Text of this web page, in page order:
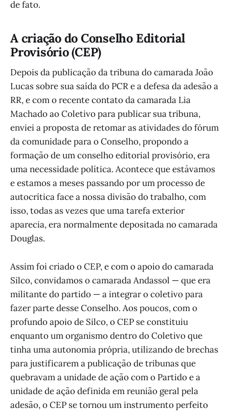
de fato.
A criação do Conselho Editorial
Provisório (CEP)
Depois da publicação da tribuna do camarada João
Lucas sobre sua saída do PCR e a defesa da adesão a
RR, e com o recente contato da camarada Lia
Machado ao Coletivo para publicar sua tribuna,
enviei a proposta de retomar as atividades do fórum
da comunidade para o Conselho, propondo a
formação de um conselho editorial provisório, era
uma necessidade política. Acontece que estávamos
e estamos a meses passando por um processo de
autocrítica face a nossa divisão do trabalho, com
isso, todas as vezes que uma tarefa exterior
aparecia, era normalmente depositada no camarada
Douglas.
Assim foi criado o CEP, e com o apoio do camarada
Silco, convidamos o camarada Andassol — que era
militante do partido — a integrar o coletivo para
fazer parte desse Conselho. Aos poucos, com o
profundo apoio de Silco, o CEP se constituiu
enquanto um organismo dentro do Coletivo que
tinha uma autonomia própria, utilizando de brechas
para justificarem a publicação de tribunas que
quebravam a unidade de ação com o Partido e a
unidade de ação definida em reunião geral pela
adesão, o CEP se tornou um instrumento perfeito